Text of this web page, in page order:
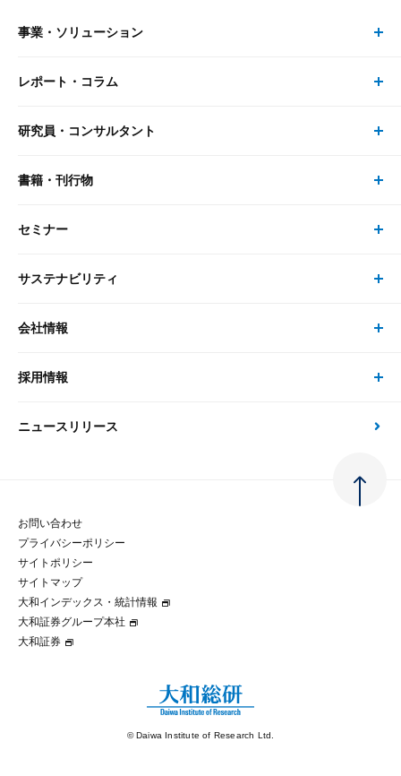
事業・ソリューション
事業・ソリューション トップ
リサーチ
大和総研の強み
先端テクノロジーに基づく新たな価値の創出
レポート・コラム
レポート・コラム トップ
最新のレポート・コラム
政策分析
金融経済教育等
コラム
大和インデックス・統計情報
研究員・コンサルタント
研究員・コンサルタント トップ
研究員
書籍・刊行物
書籍・刊行物 トップ
書籍
セミナー
セミナー トップ
現在受付中のセミナー・イベント
サステナビリティ
サステナビリティの取り組み
次世代社会への貢献
マルチステークホルダー方針
パートナーシップ構築宣言
会社情報
会社情報 トップ
会社概要・役員一覧
大和総研の歩み
グループ会社
採用情報
採用情報 トップ
経験者採用
ニュースリリース
お問い合わせ
プライバシーポリシー
サイトポリシー
サイトマップ
大和インデックス・統計情報
大和証券グループ本社
大和証券
© Daiwa Institute of Research Ltd.